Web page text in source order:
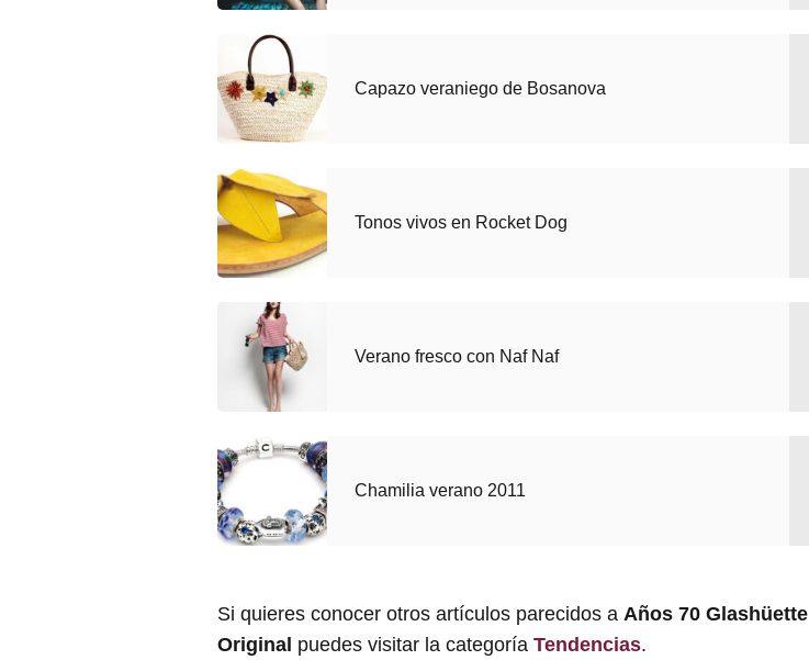
Capazo veraniego de Bosanova
Tonos vivos en Rocket Dog
Verano fresco con Naf Naf
Chamilia verano 2011
Si quieres conocer otros artículos parecidos a Años 70 Glashüette
Original puedes visitar la categoría Tendencias.